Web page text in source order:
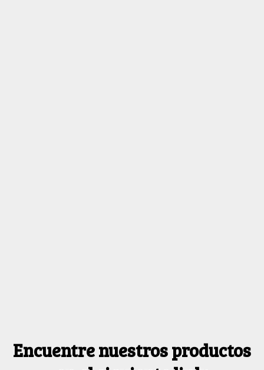
Encuentre nuestros productos